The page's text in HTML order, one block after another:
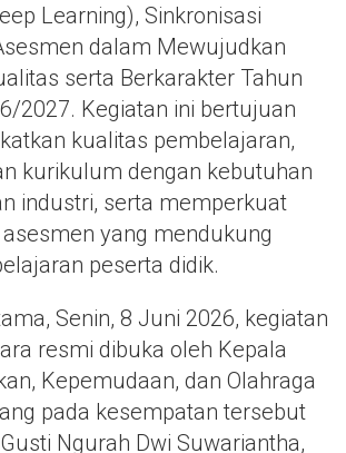
Learning), Sinkronisasi
dalam Mewujudkan
serta Berkarakter Tahun
2027. Kegiatan ini bertujuan
kualitas pembelajaran,
kurikulum dengan kebutuhan
industri, serta memperkuat
yang mendukung
peserta didik.
Senin, 8 Juni 2026, kegiatan
resmi dibuka oleh Kepala
Kepemudaan, dan Olahraga
pada kesempatan tersebut
Ngurah Dwi Suwariantha,